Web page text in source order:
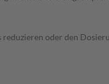
oder den